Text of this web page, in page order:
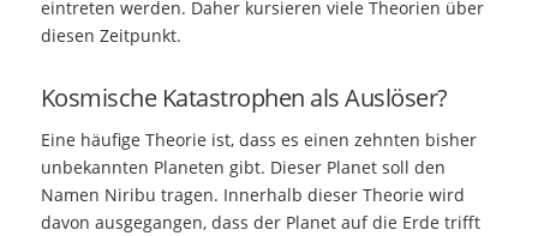
eintreten werden. Daher kursieren viele Theorien über
diesen Zeitpunkt.
Kosmische Katastrophen als Auslöser?
Eine häufige Theorie ist, dass es einen zehnten bisher
unbekannten Planeten gibt. Dieser Planet soll den
Namen Niribu tragen. Innerhalb dieser Theorie wird
davon ausgegangen, dass der Planet auf die Erde trifft